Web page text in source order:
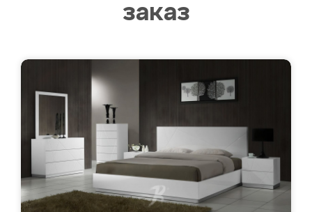
заказ